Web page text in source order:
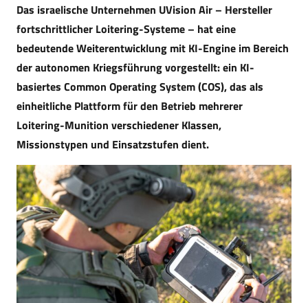
Das israelische Unternehmen UVision Air – Hersteller
fortschrittlicher Loitering-Systeme – hat eine
bedeutende Weiterentwicklung mit KI-Engine im Bereich
der autonomen Kriegsführung vorgestellt: ein KI-
basiertes Common Operating System (COS), das als
einheitliche Plattform für den Betrieb mehrerer
Loitering-Munition verschiedener Klassen,
Missionstypen und Einsatzstufen dient.